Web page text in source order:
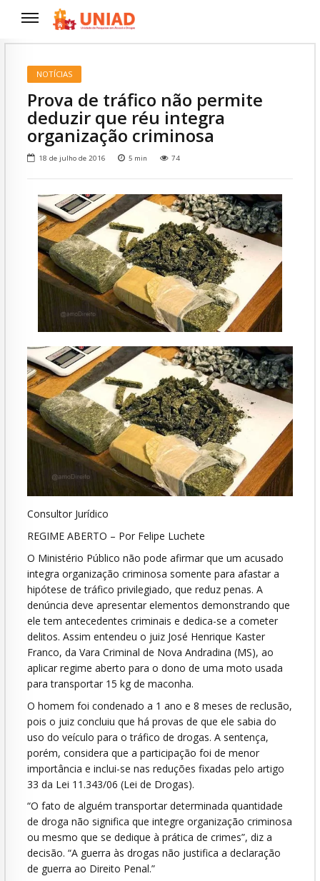
NOTÍCIAS
Prova de tráfico não permite
deduzir que réu integra
organização criminosa
18 de julho de 2016 5 min 74
Consultor Jurídico
REGIME ABERTO – Por Felipe Luchete
O Ministério Público não pode afirmar que um acusado
integra organização criminosa somente para afastar a
hipótese de tráfico privilegiado, que reduz penas. A
denúncia deve apresentar elementos demonstrando que
ele tem antecedentes criminais e dedica-se a cometer
delitos. Assim entendeu o juiz José Henrique Kaster
Franco, da Vara Criminal de Nova Andradina (MS), ao
aplicar regime aberto para o dono de uma moto usada
para transportar 15 kg de maconha.
O homem foi condenado a 1 ano e 8 meses de reclusão,
pois o juiz concluiu que há provas de que ele sabia do
uso do veículo para o tráfico de drogas. A sentença,
porém, considera que a participação foi de menor
importância e inclui-se nas reduções fixadas pelo artigo
33 da Lei 11.343/06 (Lei de Drogas).
“O fato de alguém transportar determinada quantidade
de droga não significa que integre organização criminosa
ou mesmo que se dedique à prática de crimes”, diz a
decisão. “A guerra às drogas não justifica a declaração
de guerra ao Direito Penal.”